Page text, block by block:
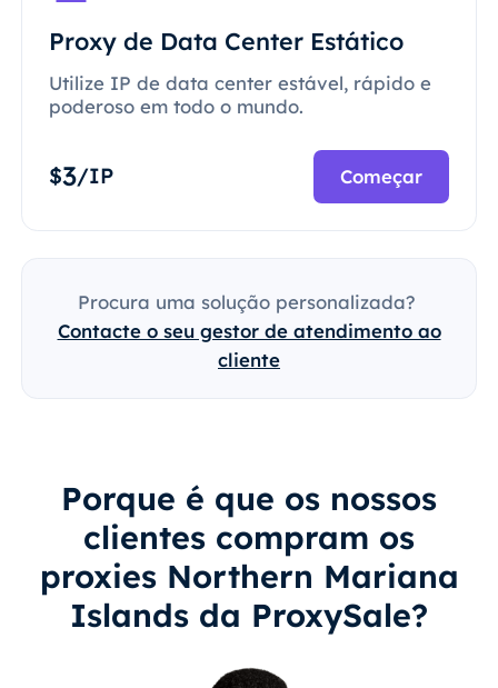
Proxy de Data Center Estático
Utilize IP de data center estável, rápido e
poderoso em todo o mundo.
$3/IP Começar
Procura uma solução personalizada?
Contacte o seu gestor de atendimento ao
cliente
Porque é que os nossos
clientes compram os
proxies Northern Mariana
Islands da ProxySale?